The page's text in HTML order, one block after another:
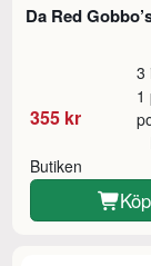
Da Red
355 kr
3
1
Butiken
Köp